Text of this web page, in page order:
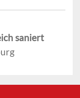
saniert